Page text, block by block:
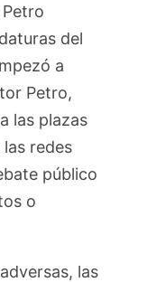
del
a
Petro,
las plazas
redes
público
o
las